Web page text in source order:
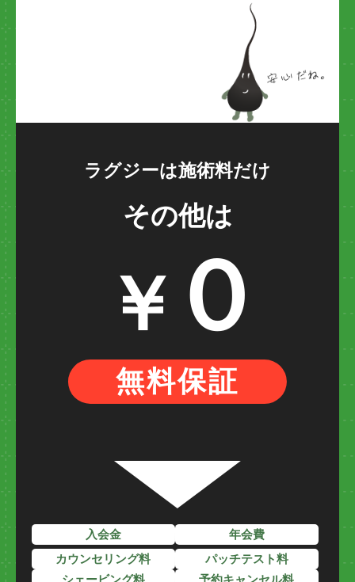
￥6,800
￥2,100
￥1,900
￥2,400
￥1,900
ラグジーは施術料だけ
その他は
￥０
無料保証
入会金 年会費
カウンセリング料
パッチテスト料